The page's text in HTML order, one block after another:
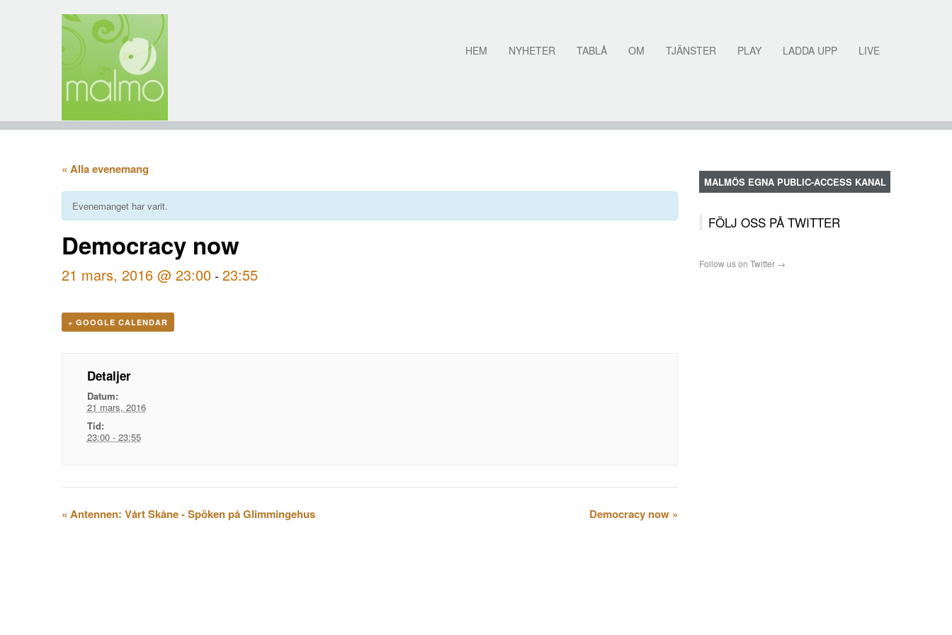
HEM NYHETER TABLÅ OM TJÄNSTER PLAY LADDA UPP LIVE
« Alla evenemang
Evenemanget har varit.
Democracy now
21 mars, 2016 @ 23:00-23:55
+ GOOGLE CALENDAR
Detaljer
Datum:
21 mars, 2016
Tid:
23:00 - 23:55
Evenemangsnavigation
« Antennen: Vårt Skåne - Spöken på Glimmingehus Democracy now »
MALMÖS EGNA PUBLIC-ACCESS KANAL
FÖLJ OSS PÅ TWITTER
Follow us on Twitter →